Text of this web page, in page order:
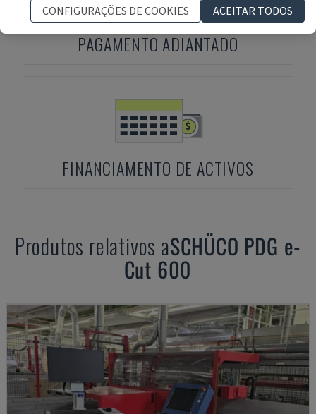
PAGAMENTO ADIANTADO
FINANCIAMENTO DE ACTIVOS
Produtos relativos aSCHÜCO PDG e-
Cut 600
CONFIGURAÇÕES DE COOKIES
ACEITAR TODOS